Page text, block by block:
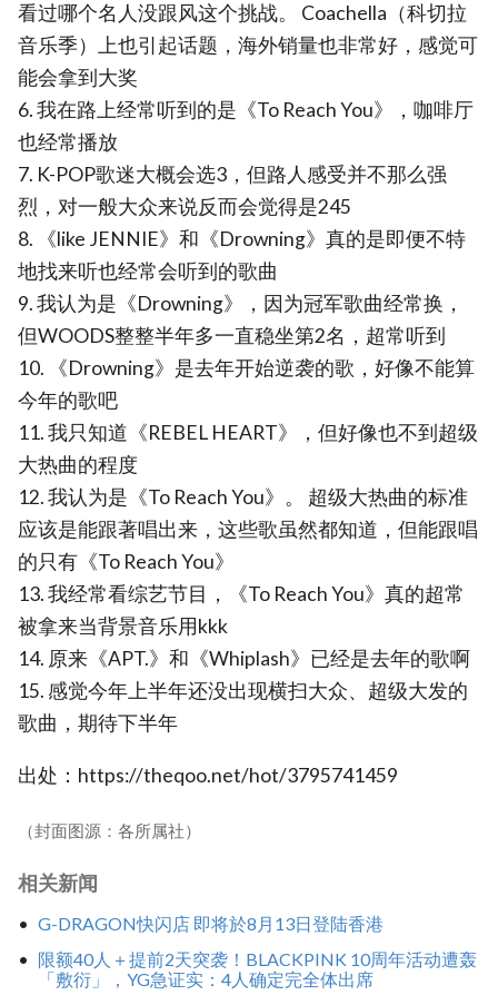
看过哪个名人没跟风这个挑战。 Coachella（科切拉
音乐季）上也引起话题，海外销量也非常好，感觉可
能会拿到大奖
6. 我在路上经常听到的是《To Reach You》，咖啡厅
也经常播放
7. K-POP歌迷大概会选3，但路人感受并不那么强
烈，对一般大众来说反而会觉得是245
8. 《like JENNIE》和《Drowning》真的是即便不特
地找来听也经常会听到的歌曲
9. 我认为是《Drowning》，因为冠军歌曲经常换，
但WOODS整整半年多一直稳坐第2名，超常听到
10. 《Drowning》是去年开始逆袭的歌，好像不能算
今年的歌吧
11. 我只知道《REBEL HEART》，但好像也不到超级
大热曲的程度
12. 我认为是《To Reach You》。 超级大热曲的标准
应该是能跟著唱出来，这些歌虽然都知道，但能跟唱
的只有《To Reach You》
13. 我经常看综艺节目，《To Reach You》真的超常
被拿来当背景音乐用kkk
14. 原来《APT.》和《Whiplash》已经是去年的歌啊
15. 感觉今年上半年还没出现横扫大众、超级大发的
歌曲，期待下半年
出处：https://theqoo.net/hot/3795741459
（封面图源：各所属社）
相关新闻
G-DRAGON快闪店 即将於8月13日登陆香港
限额40人＋提前2天突袭！BLACKPINK 10周年活动遭轰
「敷衍」，YG急证实：4人确定完全体出席